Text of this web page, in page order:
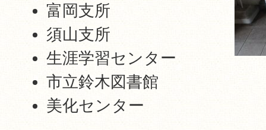
富岡支所
須山支所
生涯学習センター
市立鈴木図書館
美化センター